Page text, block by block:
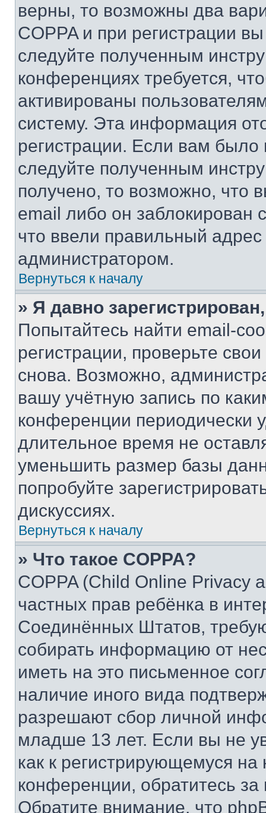
верны, то возможны два
COPPA и при регистрации
следуйте полученным
конференциях требуется,
активированы
систему. Эта информация
регистрации. Если вам
следуйте полученным
получено, то возможно, что
email либо он
что ввели правильный адрес
администратором.
Вернуться к началу
» Я давно
Попытайтесь найти email-
регистрации, проверьте
снова. Возможно,
вашу учётную запись по
конференции периодически
длительное время не
уменьшить размер базы
попробуйте
дискуссиях.
Вернуться к началу
» Что такое COPPA?
COPPA (Child Online Privacy
частных прав ребёнка в
Соединённых Штатов,
собирать информацию от
иметь на это письменное
наличие иного вида
разрешают сбор личной
младше 13 лет. Если вы не
как к регистрирующемуся
конференции, обратитесь
Обратите внимание, что